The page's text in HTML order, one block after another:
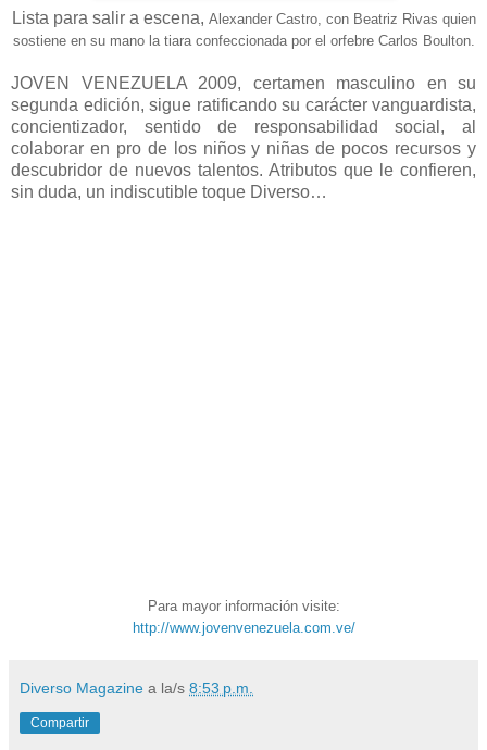
Lista para salir a escena, Alexander Castro, con Beatriz Rivas quien
sostiene en su mano la tiara confeccionada por el orfebre Carlos Boulton.
JOVEN VENEZUELA 2009, certamen masculino en su
segunda edición, sigue ratificando su carácter vanguardista,
concientizador, sentido de responsabilidad social, al
colaborar en pro de los niños y niñas de pocos recursos y
descubridor de nuevos talentos. Atributos que le confieren,
sin duda, un indiscutible toque Diverso…
Para mayor información visite:
http://www.jovenvenezuela.com.ve/
Diverso Magazine a la/s 8:53 p.m.
Compartir